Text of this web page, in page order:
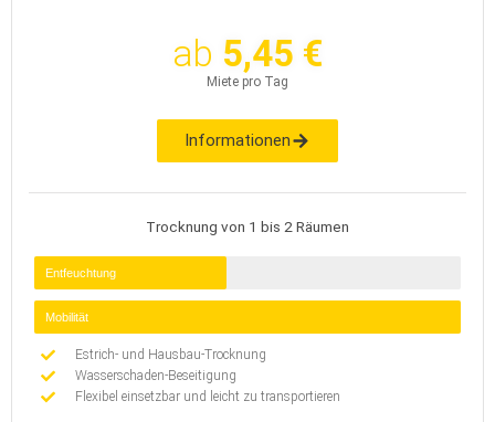
ab 5,45 €
Miete pro Tag
Informationen
Trocknung von 1 bis 2 Räumen
Entfeuchtung
Mobilität
Estrich- und Hausbau-Trocknung
Wasserschaden-Beseitigung
Flexibel einsetzbar und leicht zu transportieren